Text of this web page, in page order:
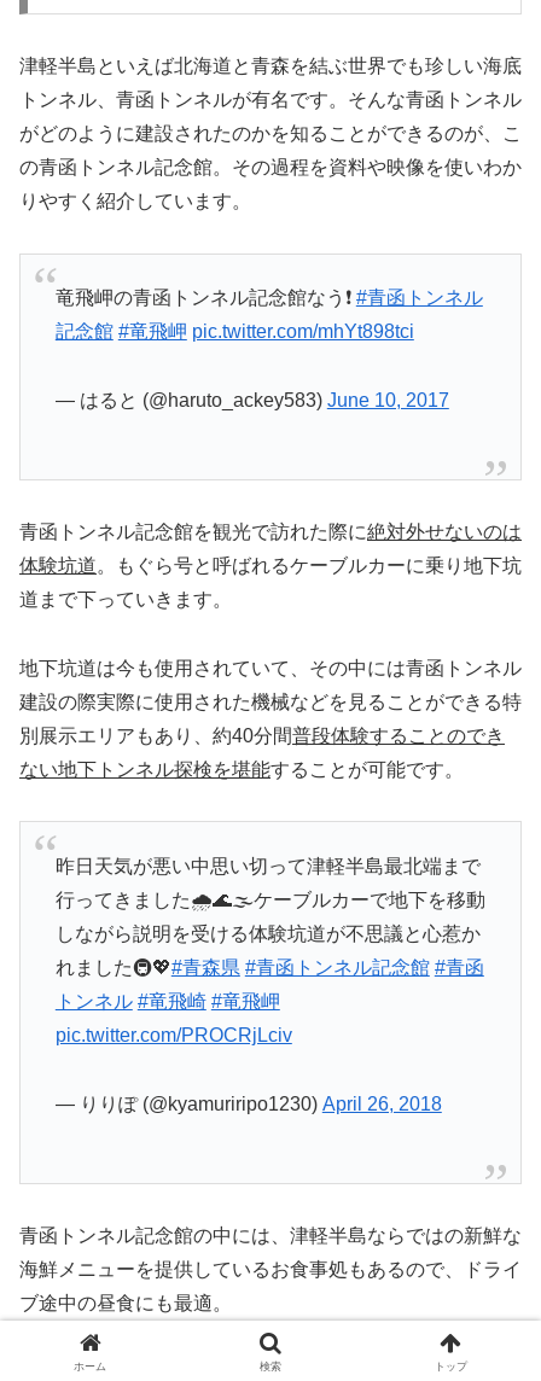
津軽半島といえば北海道と青森を結ぶ世界でも珍しい海底
トンネル、青函トンネルが有名です。そんな青函トンネル
がどのように建設されたのかを知ることができるのが、こ
の青函トンネル記念館。その過程を資料や映像を使いわか
りやすく紹介しています。
竜飛岬の青函トンネル記念館なう❗️ #青函トンネル
記念館 #竜飛岬 pic.twitter.com/mhYt898tci
— はると (@haruto_ackey583) June 10, 2017
青函トンネル記念館を観光で訪れた際に絶対外せないのは
体験坑道。もぐら号と呼ばれるケーブルカーに乗り地下坑
道まで下っていきます。
地下坑道は今も使用されていて、その中には青函トンネル
建設の際実際に使用された機械などを見ることができる特
別展示エリアもあり、約40分間普段体験することのでき
ない地下トンネル探検を堪能することが可能です。
昨日天気が悪い中思い切って津軽半島最北端まで
行ってきました🌧🌊🌫ケーブルカーで地下を移動
しながら説明を受ける体験坑道が不思議と心惹か
れました🚇💖#青森県 #青函トンネル記念館 #青函
トンネル #竜飛崎 #竜飛岬
pic.twitter.com/PROCRjLciv
— りりぽ (@kyamuriripo1230) April 26, 2018
青函トンネル記念館の中には、津軽半島ならではの新鮮な
海鮮メニューを提供しているお食事処もあるので、ドライ
ブ途中の昼食にも最適。
日本で1番有名なトンネルと言っても過言ではない青函ト
ホーム 検索 トップ